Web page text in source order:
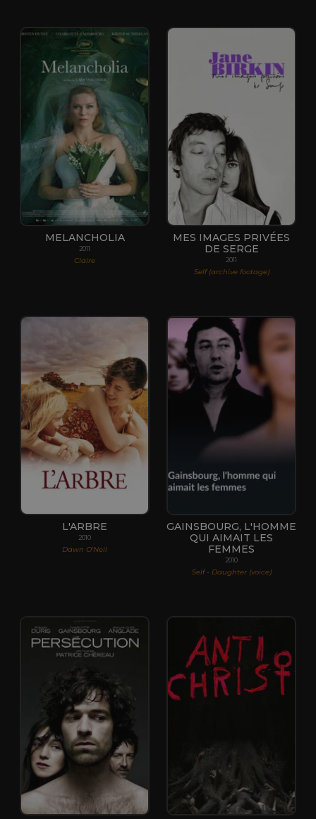
MELANCHOLIA
2011
Claire
MES IMAGES PRIVÉES
DE SERGE
2011
Self (archive footage)
L'ARBRE
2010
Dawn O'Neil
GAINSBOURG, L'HOMME
QUI AIMAIT LES
FEMMES
2010
Self - Daughter (voice)